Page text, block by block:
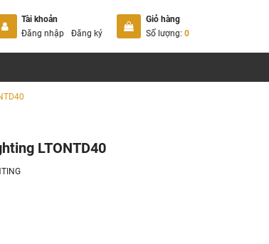
Tài khoản
Đăng nhập
Đăng ký
Giỏ hàng
Số lượng: 0
LTONTD40